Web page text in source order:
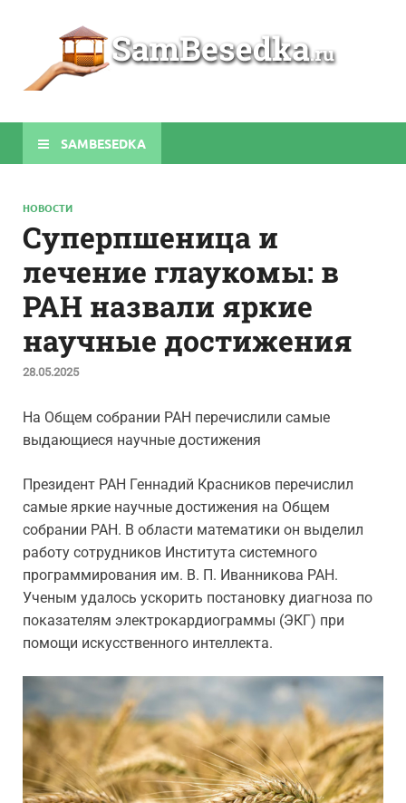
SAMBESEDKA
НОВОСТИ
Суперпшеница и
лечение глаукомы: в
РАН назвали яркие
научные достижения
28.05.2025
На Общем собрании РАН перечислили самые
выдающиеся научные достижения
Президент РАН Геннадий Красников перечислил
самые яркие научные достижения на Общем
собрании РАН. В области математики он выделил
работу сотрудников Института системного
программирования им. В. П. Иванникова РАН.
Ученым удалось ускорить постановку диагноза по
показателям электрокардиограммы (ЭКГ) при
помощи искусственного интеллекта.